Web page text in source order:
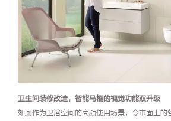
卫生间装修改造，智能马桶的视觉功能双升级
如厕作为卫浴空间的高频使用场景，令市面上